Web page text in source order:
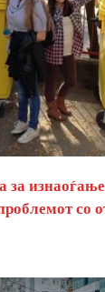
за
со